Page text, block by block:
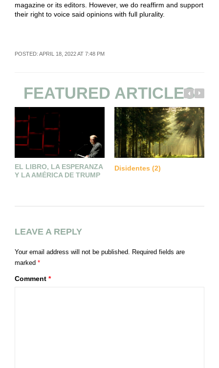
magazine or its editors. However, we do reaffirm and support
their right to voice said opinions with full plurality.
POSTED: APRIL 18, 2022 AT 7:48 PM
FEATURED ARTICLES
EL LIBRO, LA ESPERANZA
Y LA AMÉRICA DE TRUMP
Disidentes (2)
LEAVE A REPLY
Your email address will not be published. Required fields are
marked *
Comment *